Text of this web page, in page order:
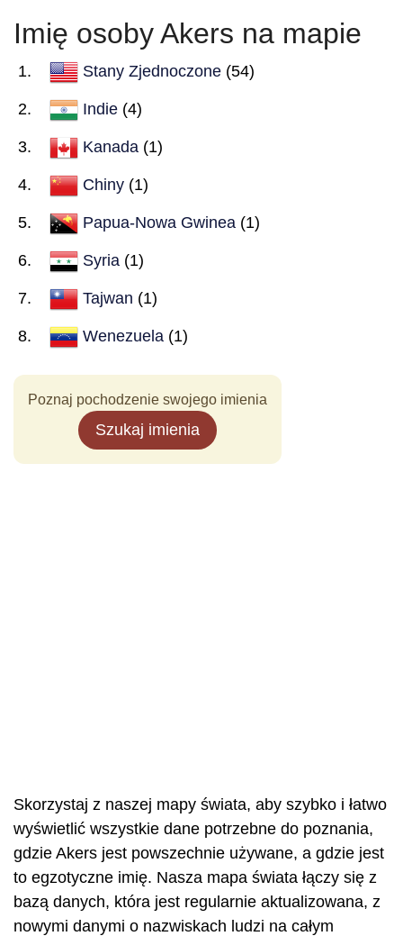
Imię osoby Akers na mapie
Stany Zjednoczone (54)
Indie (4)
Kanada (1)
Chiny (1)
Papua-Nowa Gwinea (1)
Syria (1)
Tajwan (1)
Wenezuela (1)
Poznaj pochodzenie swojego imienia
Szukaj imienia
Skorzystaj z naszej mapy świata, aby szybko i łatwo
wyświetlić wszystkie dane potrzebne do poznania,
gdzie Akers jest powszechnie używane, a gdzie jest
to egzotyczne imię. Nasza mapa świata łączy się z
bazą danych, która jest regularnie aktualizowana, z
nowymi danymi o nazwiskach ludzi na całym